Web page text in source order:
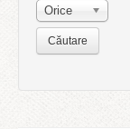
Orice